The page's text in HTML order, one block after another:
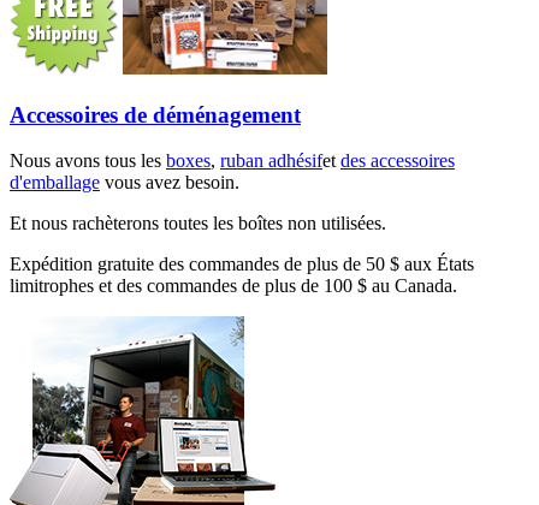
Accessoires de déménagement
Nous avons tous les boxes, ruban adhésifetdes accessoires
d'emballage vous avez besoin.
Et nous rachèterons toutes les boîtes non utilisées.
Expédition gratuite des commandes de plus de 50 $ aux États
limitrophes et des commandes de plus de 100 $ au Canada.